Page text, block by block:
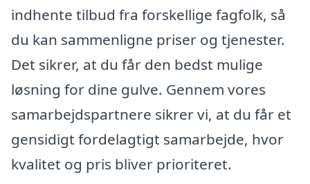
indhente tilbud fra forskellige fagfolk, så
du kan sammenligne priser og tjenester.
Det sikrer, at du får den bedst mulige
løsning for dine gulve. Gennem vores
samarbejdspartnere sikrer vi, at du får et
gensidigt fordelagtigt samarbejde, hvor
kvalitet og pris bliver prioriteret.